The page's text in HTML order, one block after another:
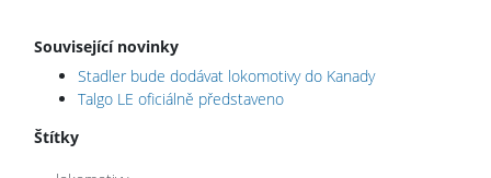
Související novinky
Stadler bude dodávat lokomotivy do Kanady
Talgo LE oficiálně představeno
Štítky